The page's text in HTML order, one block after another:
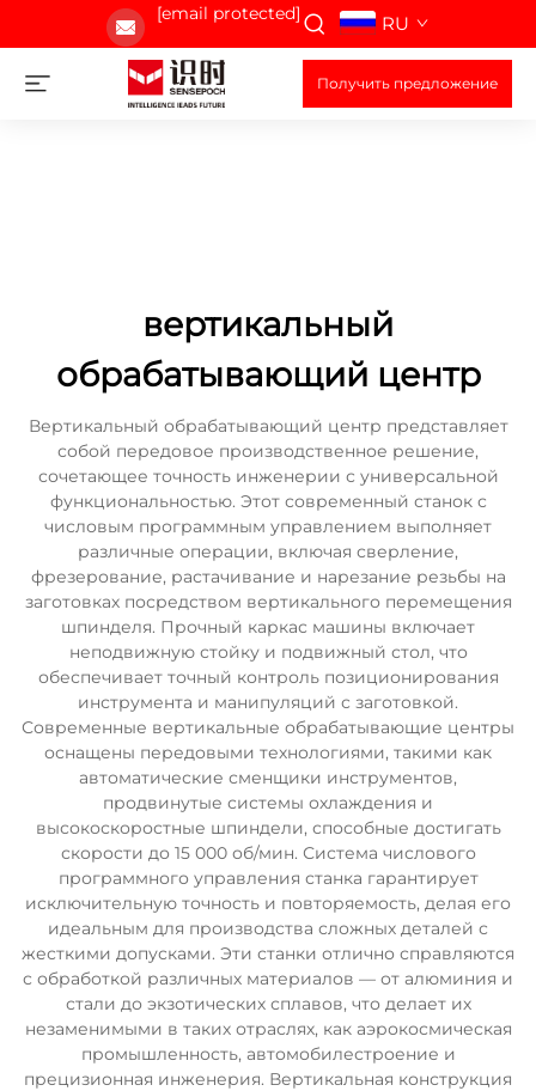
[email protected] RU
Получить предложение
вертикальный
обрабатывающий центр
Вертикальный обрабатывающий центр представляет
собой передовое производственное решение,
сочетающее точность инженерии с универсальной
функциональностью. Этот современный станок с
числовым программным управлением выполняет
различные операции, включая сверление,
фрезерование, растачивание и нарезание резьбы на
заготовках посредством вертикального перемещения
шпинделя. Прочный каркас машины включает
неподвижную стойку и подвижный стол, что
обеспечивает точный контроль позиционирования
инструмента и манипуляций с заготовкой.
Современные вертикальные обрабатывающие центры
оснащены передовыми технологиями, такими как
автоматические сменщики инструментов,
продвинутые системы охлаждения и
высокоскоростные шпиндели, способные достигать
скорости до 15 000 об/мин. Система числового
программного управления станка гарантирует
исключительную точность и повторяемость, делая его
идеальным для производства сложных деталей с
жесткими допусками. Эти станки отлично справляются
с обработкой различных материалов — от алюминия и
стали до экзотических сплавов, что делает их
незаменимыми в таких отраслях, как аэрокосмическая
промышленность, автомобилестроение и
прецизионная инженерия. Вертикальная конструкция